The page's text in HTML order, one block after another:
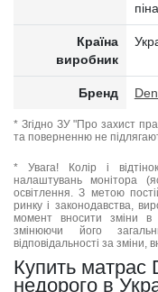
Країна
виробник
Бренд
* Згідно ЗУ "Про захист
та поверненню не
* Увага! Колір і
налаштувань монітора
освітлення. З метою
ринку і законодавства,
момент вносити зміни в
змінюючи його
відповідальності за зміни,
Купить матрас
недорого в